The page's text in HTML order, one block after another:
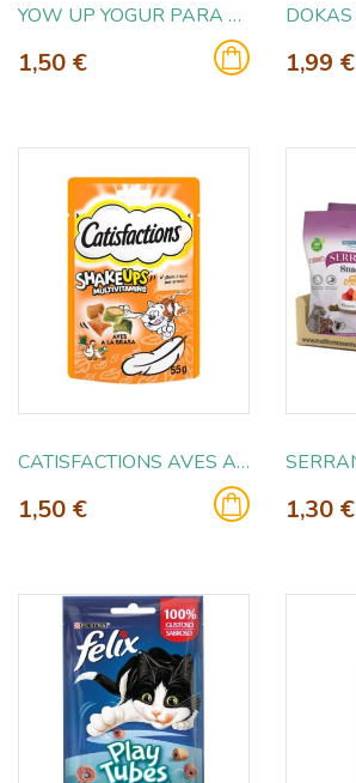
YOW UP YOGUR PARA GATOS 85GR
1,50 € 1,99 €
CATISFACTIONS AVES A LA BRASA 60GR
1,50 € 1,30 €